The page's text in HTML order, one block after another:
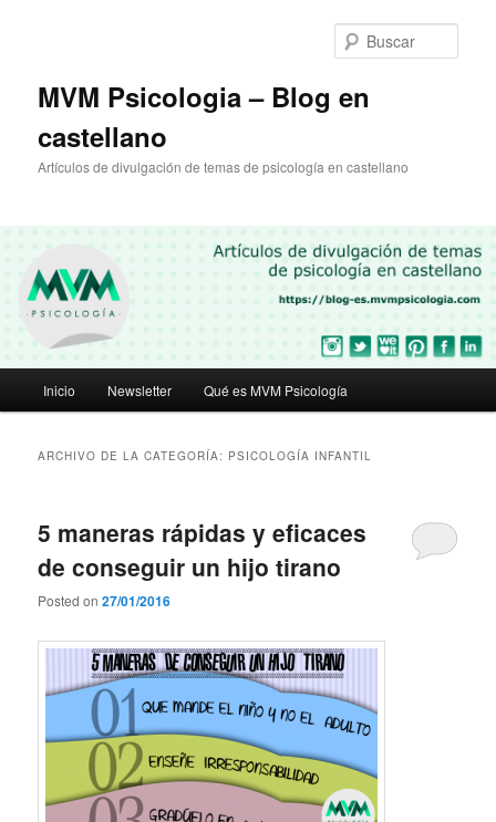
MVM Psicologia – Blog en
castellano
Artículos de divulgación de temas de psicología en castellano
principal
Inicio Newsletter Qué es MVM Psicología
ARCHIVO DE LA CATEGORÍA: PSICOLOGÍA INFANTIL
5 maneras rápidas y eficaces
de conseguir un hijo tirano
Posted on27/01/2016